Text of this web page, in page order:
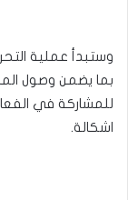
وستبدأ عملية
بما يضمن وصول
للمشاركة في
اشكالة.